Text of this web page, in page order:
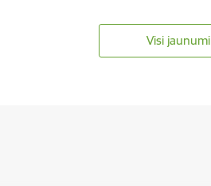
Visi jaunumi